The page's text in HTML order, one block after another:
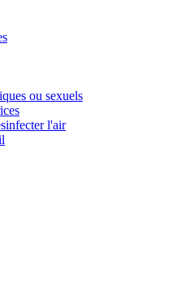
ou sexuels
l'air